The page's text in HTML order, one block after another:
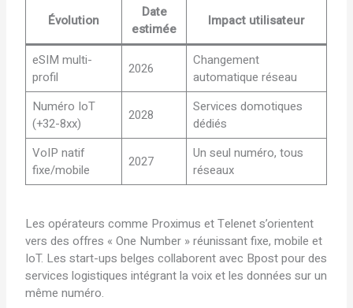
Évolution
Date
estimée
Impact utilisateur
eSIM multi-
profil
2026
Changement
automatique réseau
Numéro IoT
(+32-8xx)
2028
Services domotiques
dédiés
VoIP natif
fixe/mobile
2027
Un seul numéro, tous
réseaux
Les opérateurs comme Proximus et Telenet s’orientent
vers des offres « One Number » réunissant fixe, mobile et
IoT. Les start-ups belges collaborent avec Bpost pour des
services logistiques intégrant la voix et les données sur un
même numéro.